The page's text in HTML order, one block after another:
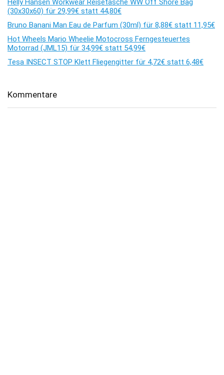
Helly Hansen Workwear Reisetasche WW Off Shore Bag
(30x30x60) für 29,99€ statt 44,80€
Bruno Banani Man Eau de Parfum (30ml) für 8,88€ statt 11,95€
Hot Wheels Mario Wheelie Motocross Ferngesteuertes
Motorrad (JML15) für 34,99€ statt 54,99€
Tesa INSECT STOP Klett Fliegengitter für 4,72€ statt 6,48€
Kommentare